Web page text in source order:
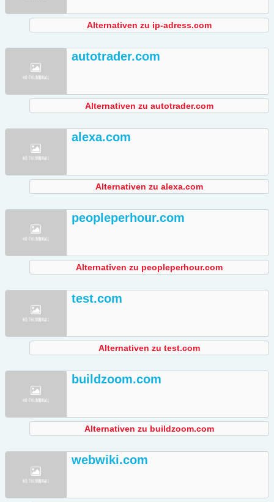
Alternativen zu ip-adress.com
autotrader.com
Alternativen zu autotrader.com
alexa.com
Alternativen zu alexa.com
peopleperhour.com
Alternativen zu peopleperhour.com
test.com
Alternativen zu test.com
buildzoom.com
Alternativen zu buildzoom.com
webwiki.com